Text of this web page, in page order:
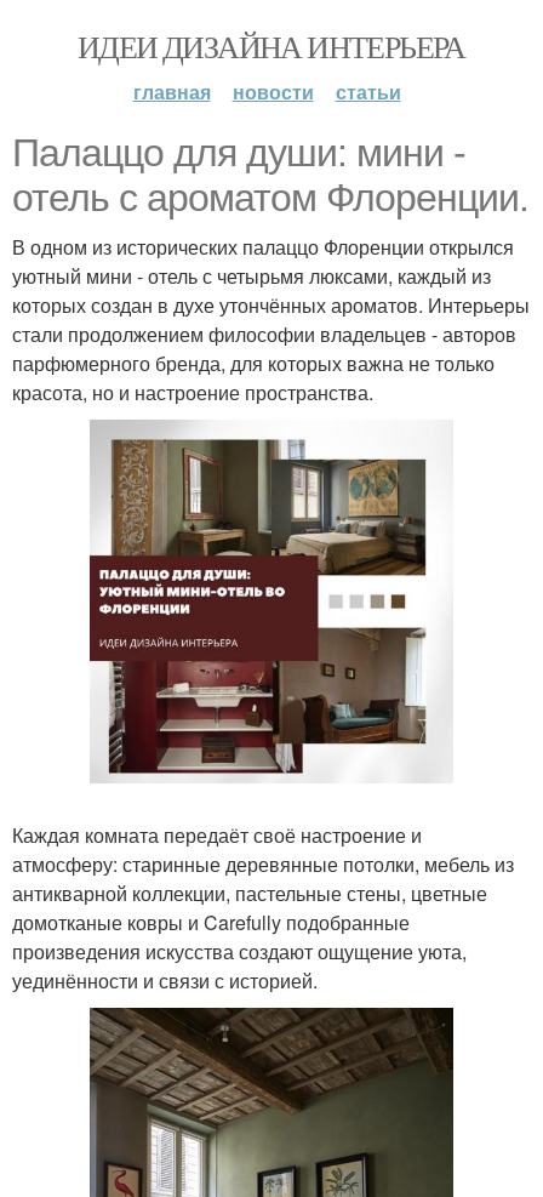
ИДЕИ ДИЗАЙНА ИНТЕРЬЕРА
главная новости статьи
Палаццо для души: мини -
отель с ароматом Флоренции.
В одном из исторических палаццо Флоренции открылся
уютный мини - отель с четырьмя люксами, каждый из
которых создан в духе утончённых ароматов. Интерьеры
стали продолжением философии владельцев - авторов
парфюмерного бренда, для которых важна не только
красота, но и настроение пространства.
Каждая комната передаёт своё настроение и
атмосферу: старинные деревянные потолки, мебель из
антикварной коллекции, пастельные стены, цветные
домотканые ковры и Carefully подобранные
произведения искусства создают ощущение уюта,
уединённости и связи с историей.